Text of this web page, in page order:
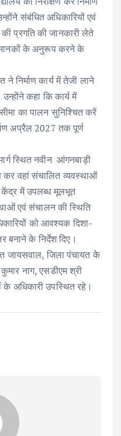
संबंधित अधिकारियों एवं
की प्रगति की जानकारी लेते
मानकों के अनुरूप करने के
ने निर्माण कार्य में तेजी लाने
कहा कि कार्य में
का पालन सुनिश्चित करें
अप्रैल 2027 तक पूर्ण
स्थित नवीन आंगनबाड़ी
कर वहां संचालित व्यवस्थाओं
केंद्र में उपलब्ध मूलभूत
एवं संचालन की स्थिति
को आवश्यक दिशा-
बनाने के निर्देश दिए।
जायसवाल, जिला पंचायत के
नाग, एसडीएम श्री
के अधिकारी उपस्थित रहे।